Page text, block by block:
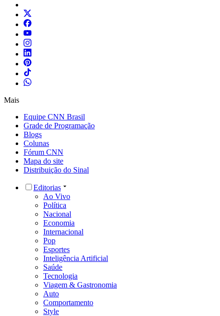
Mais
Equipe CNN Brasil
Grade de Programação
Blogs
Colunas
Fórum CNN
Mapa do site
Distribuição do Sinal
Editorias
Ao Vivo
Política
Nacional
Economia
Internacional
Pop
Esportes
Inteligência Artificial
Saúde
Tecnologia
Viagem & Gastronomia
Auto
Comportamento
Style